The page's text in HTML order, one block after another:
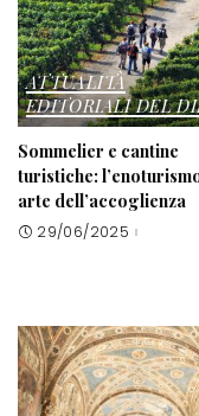
ATTUALITÀ
EDITORIALI DEL
Sommelier e cantine
turistiche:
arte dell’accoglienza
29/06/2025